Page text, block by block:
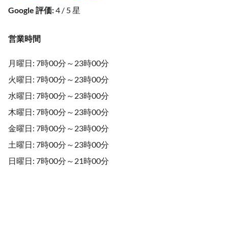
Google 評価:4 / 5 星
営業時間
月曜日: 7時00分～23時00分
火曜日: 7時00分～23時00分
水曜日: 7時00分～23時00分
木曜日: 7時00分～23時00分
金曜日: 7時00分～23時00分
土曜日: 7時00分～23時00分
日曜日: 7時00分～21時00分